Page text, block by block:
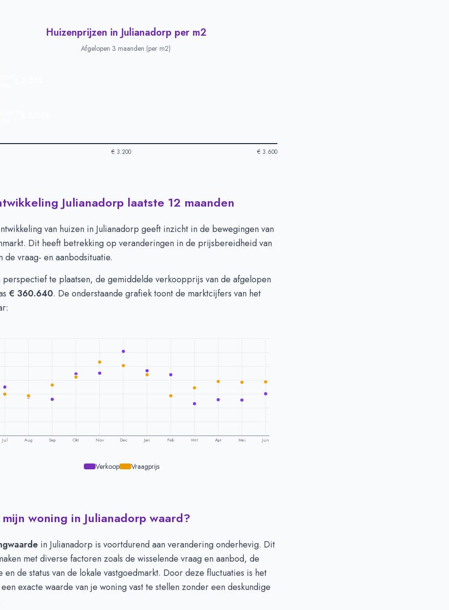
Huizenprijzen in Julianadorp per m2
Afgelopen 3 maanden (per m2)
€ 3.200 € 3.600
in Julianadorp per m2-Afgelopen 3 maanden (per m2)
Type
euro's
€ 3.535
in euro's
€ 3.354
Julianadorp laatste 12 maanden
van huizen in Julianadorp geeft inzicht in de bewegingen van
Dit heeft betrekking op veranderingen in de prijsbereidheid van
de vraag- en aanbodsituatie.
te plaatsen, de gemiddelde verkoopprijs van de afgelopen
€ 360.640. De onderstaande grafiek toont de marktcijfers van het
Jul Aug Sep Okt Nov Dec Jan Feb Mrt Apr Mei Jun
Verkoop Vraagprijs
per maand -Julianadorp
Vraagprijs
Verkoopprijs
€ 360.292
€ 375.283
€ 356.764
€ 354.419
€ 380.120
€ 348.958
€ 396.956 € 403.425
€ 429.252 € 405.455
woning in Julianadorp waard?
in Julianadorp is voortdurend aan verandering onderhevig. Dit
met diverse factoren zoals de wisselende vraag en aanbod, de
en de status van de lokale vastgoedmarkt. Door deze fluctuaties is het
exacte waarde van je woning vast te stellen zonder een deskundige